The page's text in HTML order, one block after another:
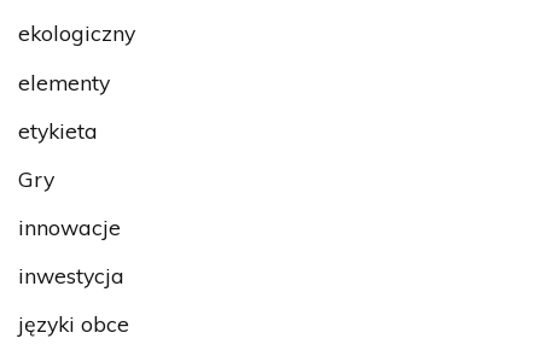
ekologiczny
elementy
etykieta
Gry
innowacje
inwestycja
języki obce